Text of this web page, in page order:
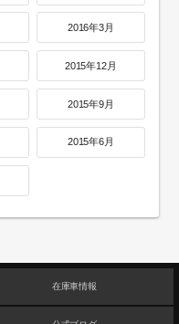
2016年3月
2015年12月
2015年9月
2015年6月
在庫車情報